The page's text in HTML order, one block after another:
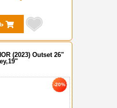
(2023) Outset 26"
-20%